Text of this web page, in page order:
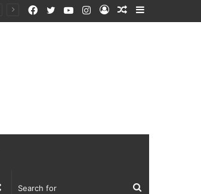
Sidebar
Random
Log
Instagram
YouTube
Twitter
Facebook
Search
Random